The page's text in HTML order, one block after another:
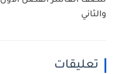
والثاني
تعليقات